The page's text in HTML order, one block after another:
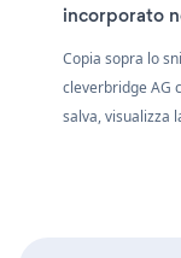
incorporato
Copia sopra lo
cleverbridge AG
salva, visualizza